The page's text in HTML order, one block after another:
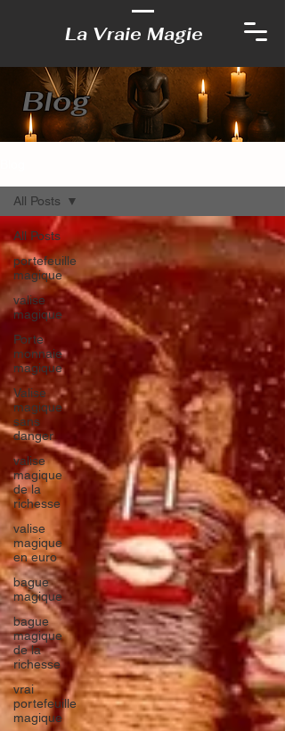
La Vraie Magie
Blog
All Posts
portefeuille
magique
valise
magique
Porte
monnaie
magique
Valise
magique
sans
danger
valise
magique
de la
richesse
valise
magique
en euro
bague
magique
bague
magique
de la
richesse
vrai
portefeuille
magique
All Posts